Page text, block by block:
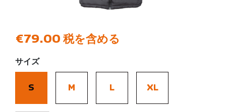
€79.00 税を含める
サイズ
S M L XL